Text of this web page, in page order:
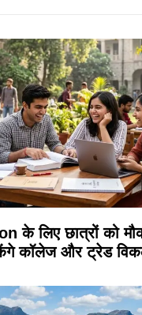
के लिए छात्रों को
कॉलेज और ट्रेड